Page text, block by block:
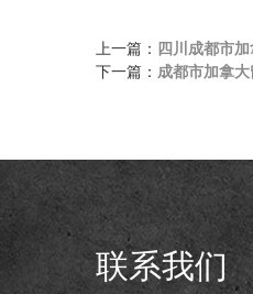
上一篇： 四川成都市
下一篇： 成都市加拿
联系我们